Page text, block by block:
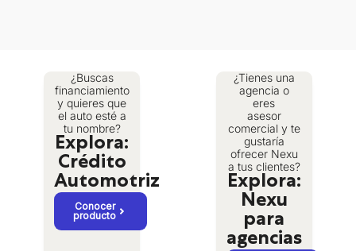
¿Buscas
financiamiento
y quieres que
el auto esté a
tu nombre?
Explora:
Crédito
Automotriz
Conocer
producto
¿Tienes una
agencia o
eres
asesor
comercial y te
gustaría
ofrecer Nexu
a tus clientes?
Explora:
Nexu
para
agencias